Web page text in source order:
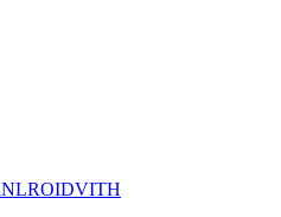
NLROIDVITH